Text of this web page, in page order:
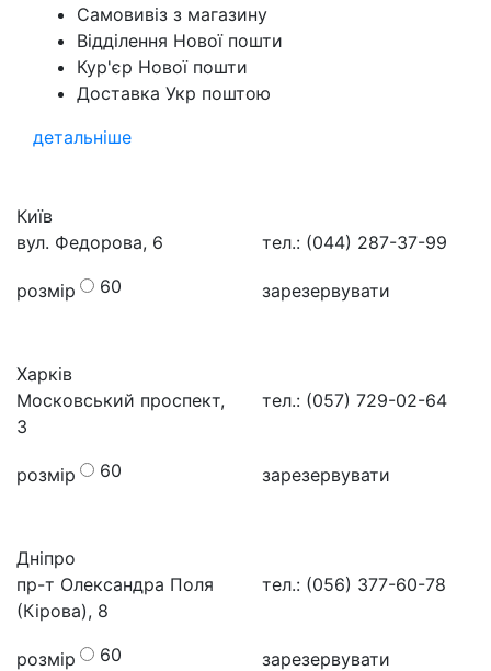
Самовивіз з магазину
Відділення Нової пошти
Кур'єр Нової пошти
Доставка Укр поштою
детальніше
Київ
вул. Федорова, 6
тел.: (044) 287-37-99
розмір 60 зарезервувати
Харків
Московський проспект,
3
тел.: (057) 729-02-64
розмір 60 зарезервувати
Дніпро
пр-т Олександра Поля
(Кірова), 8
тел.: (056) 377-60-78
розмір 60 зарезервувати